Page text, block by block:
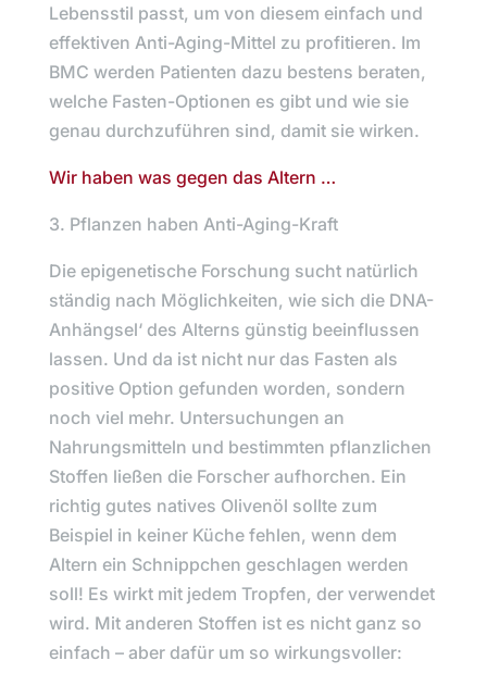
Lebensstil passt, um von diesem einfach und
effektiven Anti-Aging-Mittel zu profitieren. Im
BMC werden Patienten dazu bestens beraten,
welche Fasten-Optionen es gibt und wie sie
genau durchzuführen sind, damit sie wirken.
Wir haben was gegen das Altern …
3. Pflanzen haben Anti-Aging-Kraft
Die epigenetische Forschung sucht natürlich
ständig nach Möglichkeiten, wie sich die DNA-
Anhängsel‘ des Alterns günstig beeinflussen
lassen. Und da ist nicht nur das Fasten als
positive Option gefunden worden, sondern
noch viel mehr. Untersuchungen an
Nahrungsmitteln und bestimmten pflanzlichen
Stoffen ließen die Forscher aufhorchen. Ein
richtig gutes natives Olivenöl sollte zum
Beispiel in keiner Küche fehlen, wenn dem
Altern ein Schnippchen geschlagen werden
soll! Es wirkt mit jedem Tropfen, der verwendet
wird. Mit anderen Stoffen ist es nicht ganz so
einfach – aber dafür um so wirkungsvoller: